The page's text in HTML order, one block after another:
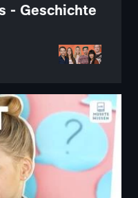
- Geschichte